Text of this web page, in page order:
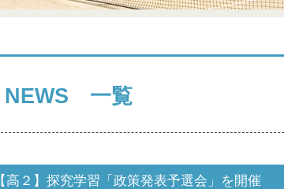
NEWS 一覧
【高２】探究学習「政策発表予選会」を開催